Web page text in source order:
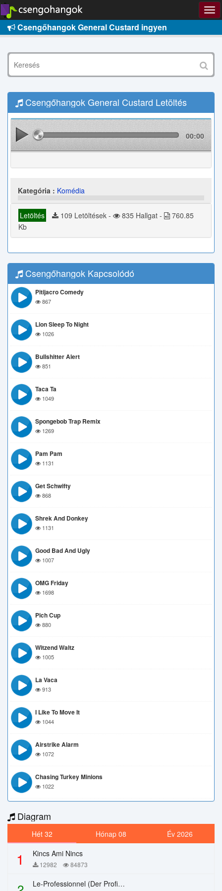
Csengőhangok General Custard ingyen
Csengőhangok General Custard Letöltés
00:00
Kategória : Komédia
Letöltés 109 Letöltések - 835 Hallgat -
760.85
Kb
Csengőhangok Kapcsolódó
Pitijacro Comedy
867
Lion Sleep To Night
1026
Bullshitter Alert
851
Taca Ta
1049
Spongebob Trap Remix
1269
Pam Pam
1131
Get Schwifty
868
Shrek And Donkey
1131
Good Bad And Ugly
1007
OMG Friday
1698
Pich Cup
880
Witzend Waltz
1005
La Vaca
913
I Like To Move It
1044
Airstrike Alarm
1072
Chasing Turkey Minions
1022
Diagram
Hét 32 Hónap 08 Év 2026
1 Kincs Ami Nincs
12982 84873
Le-Professionnel (Der Profi) – Chi Mai